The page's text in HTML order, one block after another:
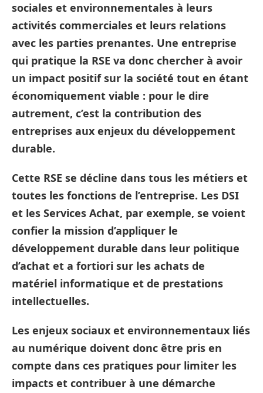
sociales et environnementales à leurs
activités commerciales et leurs relations
avec les parties prenantes. Une entreprise
qui pratique la RSE va donc chercher à avoir
un impact positif sur la société tout en étant
économiquement viable : pour le dire
autrement, c’est la contribution des
entreprises aux enjeux du développement
durable.
Cette RSE se décline dans tous les métiers et
toutes les fonctions de l’entreprise. Les DSI
et les Services Achat, par exemple, se voient
confier la mission d’appliquer le
développement durable dans leur politique
d’achat et a fortiori sur les achats de
matériel informatique et de prestations
intellectuelles.
Les enjeux sociaux et environnementaux liés
au numérique doivent donc être pris en
compte dans ces pratiques pour limiter les
impacts et contribuer à une démarche